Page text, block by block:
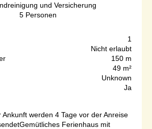
und Versicherung
5 Personen
1
Nicht erlaubt
150 m
49 m²
Unknown
Ja
werden 4 Tage vor der Anreise
Ferienhaus mit